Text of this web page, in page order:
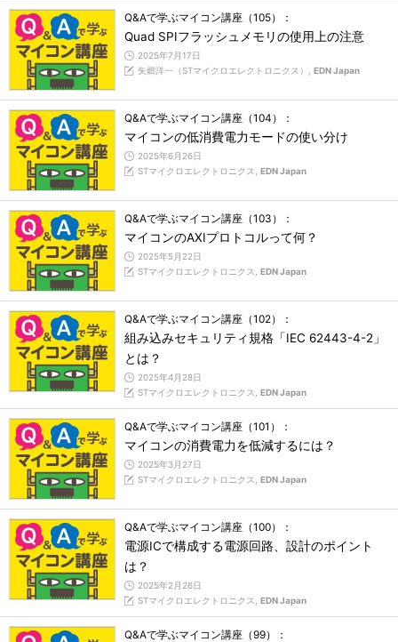
Q&Aで学ぶマイコン講座（105）：
Quad SPIフラッシュメモリの使用上の注意
2025年7月17日
矢郷洋一（STマイクロエレクトロニクス）, EDN Japan
Q&Aで学ぶマイコン講座（104）：
マイコンの低消費電力モードの使い分け
2025年6月26日
STマイクロエレクトロニクス, EDN Japan
Q&Aで学ぶマイコン講座（103）：
マイコンのAXIプロトコルって何？
2025年5月22日
STマイクロエレクトロニクス, EDN Japan
Q&Aで学ぶマイコン講座（102）：
組み込みセキュリティ規格「IEC 62443-4-2」
とは？
2025年4月28日
STマイクロエレクトロニクス, EDN Japan
Q&Aで学ぶマイコン講座（101）：
マイコンの消費電力を低減するには？
2025年3月27日
STマイクロエレクトロニクス, EDN Japan
Q&Aで学ぶマイコン講座（100）：
電源ICで構成する電源回路、設計のポイント
は？
2025年2月26日
STマイクロエレクトロニクス, EDN Japan
Q&Aで学ぶマイコン講座（99）：